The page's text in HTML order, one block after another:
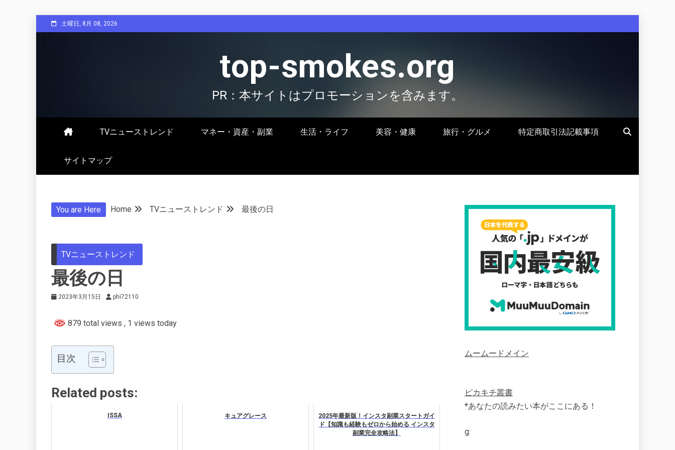
to
土曜日, 8月 08, 2026
top-smokes.org
PR：本サイトはプロモーションを含みます。
TVニューストレンド マネー・資産・副業 生活・ライフ 美容・健康 旅行・グルメ 特定商取引法記載事項
サイトマップ
You are Here Home TVニューストレンド 最後の日
TVニューストレンド
最後の日
2023年3月15日 phi72110
879 total views , 1 views today
目次
Related posts:
ISSA キュアグレース
2025年最新版！インスタ副業スタートガイ
ド【知識も経験もゼロから始める インスタ
副業完全攻略法】
ムームードメイン
ピカキチ叢書
*あなたの読みたい本がここにある！
g: